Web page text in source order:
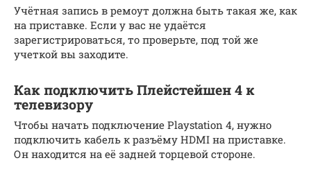
Учётная запись в ремоут должна быть такая же, как
на приставке. Если у вас не удаётся
зарегистрироваться, то проверьте, под той же
учеткой вы заходите.
Как подключить Плейстейшен 4 к
телевизору
Чтобы начать подключение Playstation 4, нужно
подключить кабель к разъёму HDMI на приставке.
Он находится на её задней торцевой стороне.